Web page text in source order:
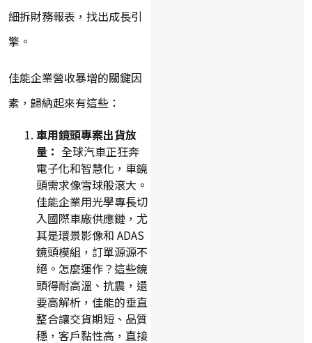
細拆財務報表，找出成長引
擎。
佳能企業營收暴增的關鍵因
素，歸納起來有這些：
車用鏡頭專案出貨放
量： 全球汽車正狂奔
電子化和智慧化，車鏡
頭需求像雪球般滾大。
佳能企業用光學專長切
入國際車廠供應鏈，尤
其是環景影像和 ADAS
鏡頭模組，訂單源源不
絕。怎麼運作？這些鏡
頭得耐高溫、抗震，還
要高解析，佳能的垂直
整合讓交貨期短、品質
穩，客戶黏性高，直接